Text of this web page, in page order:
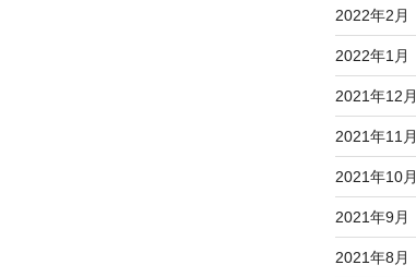
2022年2月
2022年1月
2021年12月
2021年11月
2021年10月
2021年9月
2021年8月